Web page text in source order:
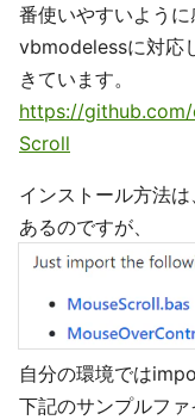
番使いやすいように
vbmodelessに対応
きています。
https://
Scroll
インストール方法
あるのですが、
自分の環境では
下記のサンプルフ